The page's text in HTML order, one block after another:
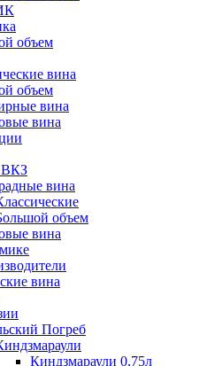
объем
вина
объем
вина
вина
ВКЗ
вина
объем
вина
вина
Погреб
Киндзмараули 0,75л